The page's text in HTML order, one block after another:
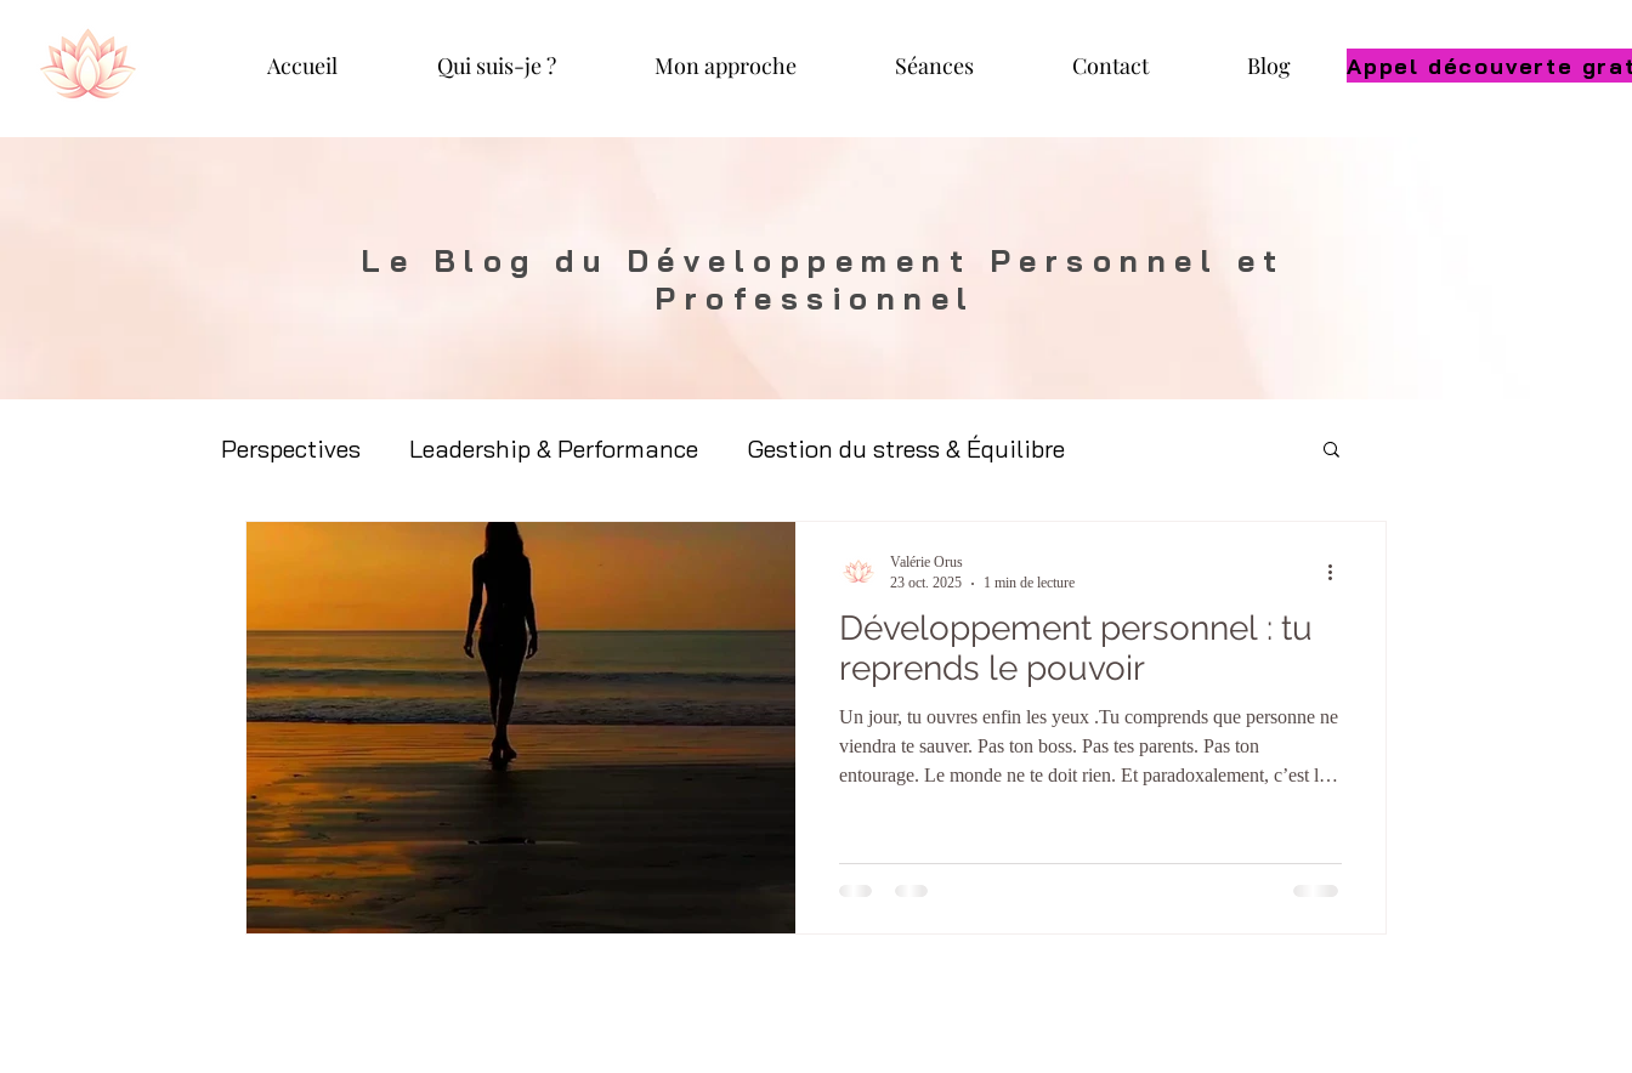
Accueil Qui suis-je ? Mon approche Séances Contact Blog
Le Blog du Développement Personnel et
Professionnel
Perspectives Leadership & Performance Gestion du stress & Équilibre
Communication & Relations Créativité & Épanouissement
Développement personnel : tu
reprends le pouvoir
Un jour, tu ouvres enfin les yeux .Tu comprends que personne ne
viendra te sauver. Pas ton boss. Pas tes parents. Pas ton
entourage. Le monde ne te doit rien. Et paradoxalement, c’est la
t’autorise à vivre. Tu arrêtes de demander la permission d’exister.
Valérie Orus
23 oct. 2025
1 min de lecture